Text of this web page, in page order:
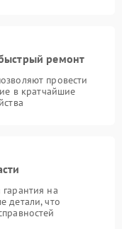
ремонт
провести
в кратчайшие
на
детали, что